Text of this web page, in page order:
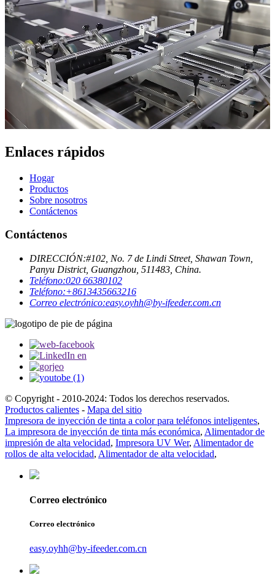
Enlaces rápidos
Hogar
Productos
Sobre nosotros
Contáctenos
Contáctenos
DIRECCIÓN:#102, No. 7 de Lindi Street, Shawan Town,
Panyu District, Guangzhou, 511483, China.
Teléfono:020 66380102
Teléfono:+8613435663216
Correo electrónico:easy.oyhh@by-ifeeder.com.cn
© Copyright - 2010-2024: Todos los derechos reservados.
Productos calientes - Mapa del sitio
Impresora de inyección de tinta a color para teléfonos inteligentes,
La impresora de inyección de tinta más económica, Alimentador de
impresión de alta velocidad, Impresora UV Wer, Alimentador de
rollos de alta velocidad, Alimentador de alta velocidad,
Correo electrónico
Correo electrónico
easy.oyhh@by-ifeeder.com.cn